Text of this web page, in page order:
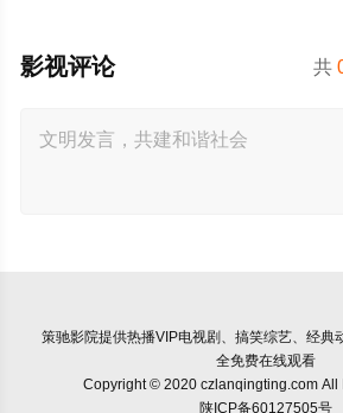
共
影视评论
策驰影院提供热播VIP电视剧、搞笑综艺、经典
全免费在线观看
Copyright © 2020 czlanqingting.com All
陕ICP备60127505号